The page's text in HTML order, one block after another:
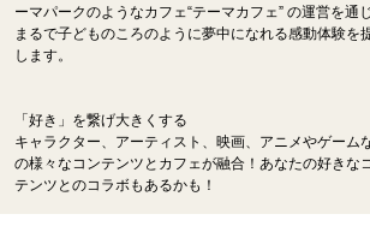
ーマパークのようなカフェ“テーマカフェ” の運営を通じ
まるで子どものころのように夢中になれる感動体験を
します。
「好き」を繋げ大きくする
キャラクター、アーティスト、映画、アニメやゲーム
の様々なコンテンツとカフェが融合！あなたの好きな
テンツとのコラボもあるかも！